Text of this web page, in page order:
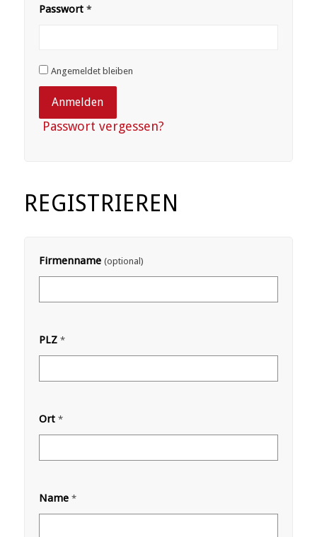
Passwort *
Angemeldet bleiben
Anmelden
Passwort vergessen?
REGISTRIEREN
Firmenname (optional)
PLZ *
Ort *
Name *